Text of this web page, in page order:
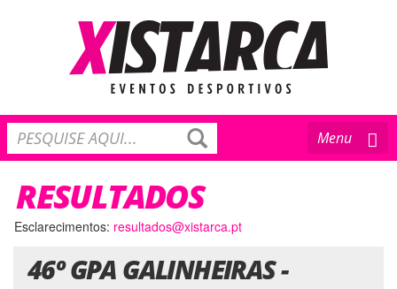
Toggle
navigation
Menu
RESULTADOS
Esclarecimentos: resultados@xistarca.pt
46º GPA GALINHEIRAS -